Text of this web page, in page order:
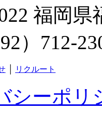
福岡
）712-
リクルート
シーポリ